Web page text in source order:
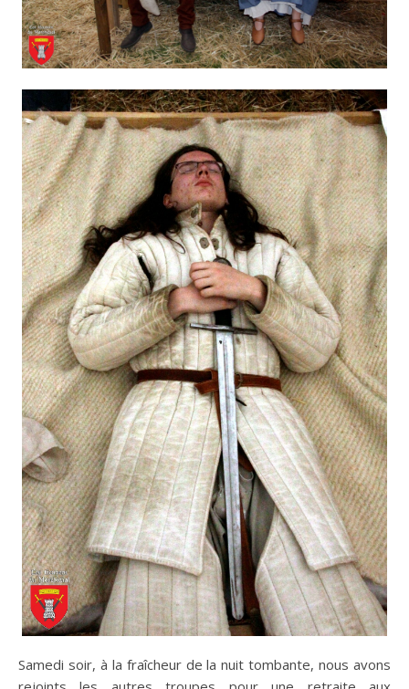
Samedi soir, à la fraîcheur de la nuit tombante, nous avons